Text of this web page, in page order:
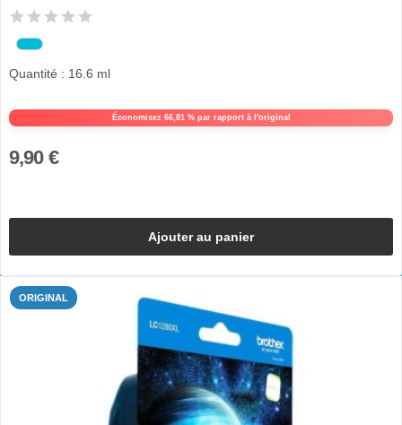
Économisez 66,81 % par rapport à l'original
Quantité : 16.6 ml
9,90 €
Ajouter au panier
ORIGINAL